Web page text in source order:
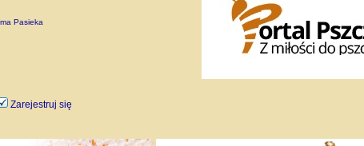
Zarejestruj się